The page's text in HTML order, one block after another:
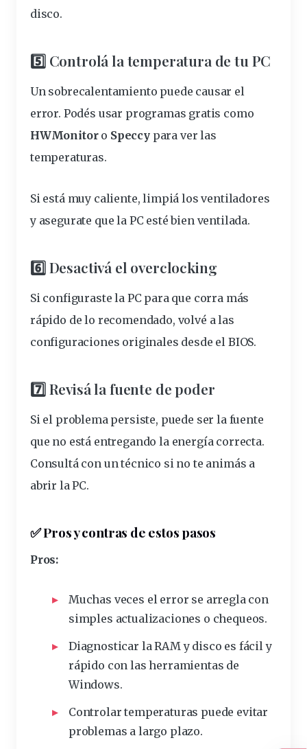
disco.
5️⃣ Controlá la temperatura de tu PC
Un sobrecalentamiento puede causar el
error. Podés usar programas gratis como
HWMonitoro Speccypara ver las
temperaturas.
Si está muy caliente, limpiá los ventiladores
y asegurate que la PC esté bien ventilada.
6️⃣ Desactivá el overclocking
Si configuraste la PC para que corra más
rápido de lo recomendado, volvé a las
configuraciones originales desde el BIOS.
7️⃣ Revisá la fuente de poder
Si el problema persiste, puede ser la fuente
que no está entregando la energía correcta.
Consultá con un técnico si no te animás a
abrir la PC.
✅ Pros y contras de estos pasos
Pros:
Muchas veces el error se arregla con
simples actualizaciones o chequeos.
Diagnosticar la RAM y disco es fácil y
rápido con las herramientas de
Windows.
Controlar temperaturas puede evitar
problemas a largo plazo.